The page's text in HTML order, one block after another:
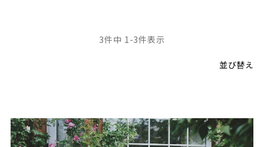
並び替え
3件中 1-3件表示